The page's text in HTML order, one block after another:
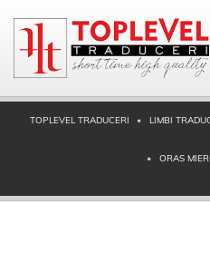
TOPLEVEL TRADUCERI LIMBI
ORAS